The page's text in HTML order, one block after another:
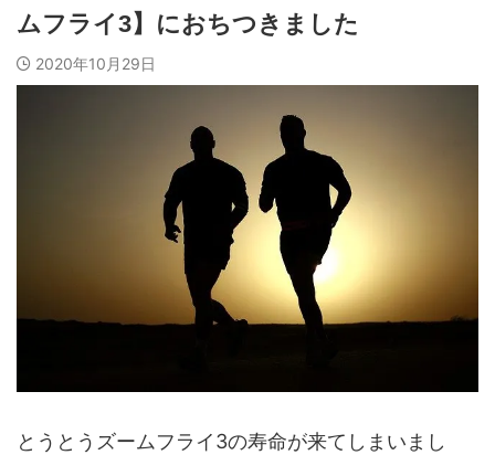
ムフライ3】におちつきました
2020年10月29日
とうとうズームフライ3の寿命が来てしまいまし